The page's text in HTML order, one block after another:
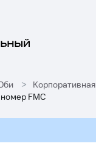
>
FMC